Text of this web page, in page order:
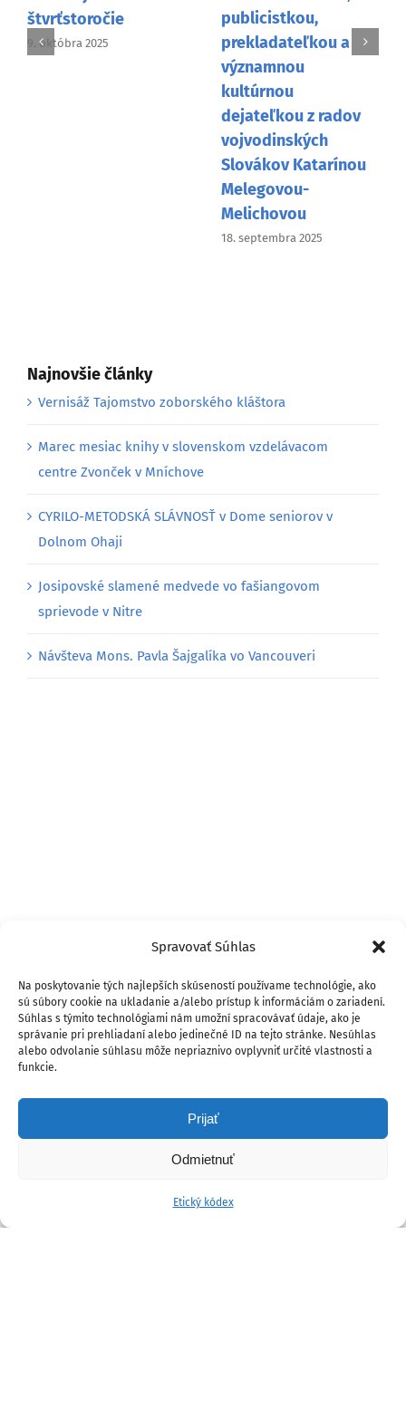
Spravovať Súhlas
Na poskytovanie tých najlepších skúseností používame technológie, ako
sú súbory cookie na ukladanie a/alebo prístup k informáciám o zariadení.
Súhlas s týmito technológiami nám umožní spracovávať údaje, ako je
správanie pri prehliadaní alebo jedinečné ID na tejto stránke. Nesúhlas
alebo odvolanie súhlasu môže nepriaznivo ovplyvniť určité vlastnosti a
funkcie.
Prijať
Odmietnuť
Etický kódex
štvrťstoročie
9. októbra 2025
publicistkou,
prekladateľkou a
významnou
kultúrnou
dejateľkou z radov
vojvodinských
Slovákov Katarínou
Melegovou-
Melichovou
18. septembra 2025
Najnovšie články
Vernisáž Tajomstvo zoborského kláštora
Marec mesiac knihy v slovenskom vzdelávacom
centre Zvonček v Mníchove
CYRILO-METODSKÁ SLÁVNOSŤ v Dome seniorov v
Dolnom Ohaji
Josipovské slamené medvede vo fašiangovom
sprievode v Nitre
Návšteva Mons. Pavla Šajgalíka vo Vancouveri